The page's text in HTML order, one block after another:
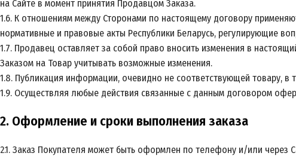
на Сайте в момент принятия Продавцом Заказа.
1.6. К отношениям между Сторонами по настоящему договору
нормативные и правовые акты Республики Беларусь, регулирующие
1.7. Продавец оставляет за собой право вносить изменения в
Заказом на Товар учитывать возможные изменения.
1.8. Публикация информации, очевидно не соответствующей товару,
1.9. Осуществляя любые действия связанные с данным договором
2. Оформление и сроки выполнения заказа
2.1. Заказ Покупателя может быть оформлен по телефону и/или через